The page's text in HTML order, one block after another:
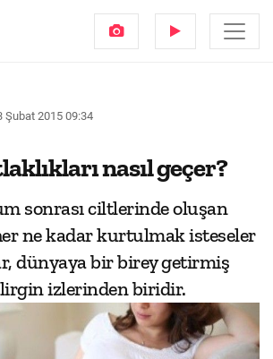
Şubat 2015 09:34
nasıl geçer?
sonrası ciltlerinde oluşan
ne kadar kurtulmak isteseler
dünyaya bir birey getirmiş
izlerinden biridir.